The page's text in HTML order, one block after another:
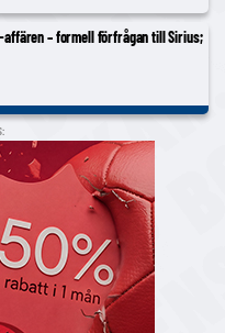
– formell förfrågan till Sirius;